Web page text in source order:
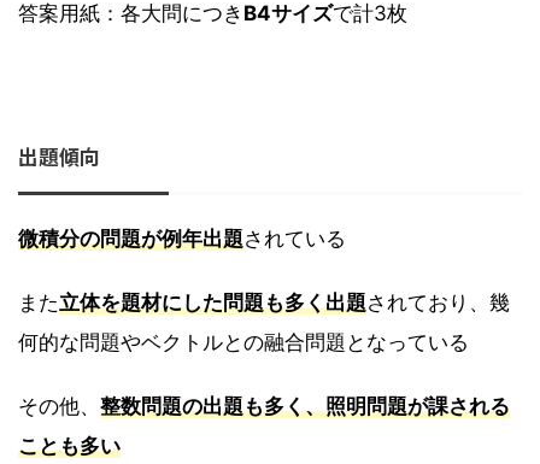
答案用紙：各大問につき B4サイズで計3枚
出題傾向
微積分の問題が例年出題されている
また立体を題材にした問題も多く出題されており、幾
何的な問題やベクトルとの融合問題となっている
その他、 整数問題の出題も多く、照明問題が課される
ことも多い